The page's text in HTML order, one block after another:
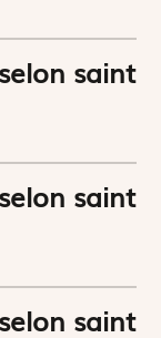
saint
saint
saint